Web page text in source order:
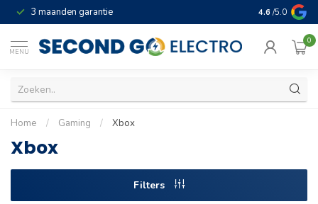
3 maanden garantie Geld terug
4.6 /5.0
MENU
0
Home / Gaming / Xbox
Xbox
Filters